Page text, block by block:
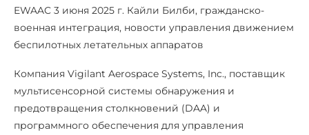
EWAAC 3 июня 2025 г. Кайли Билби, гражданско-
военная интеграция, новости управления движением
беспилотных летательных аппаратов
Компания Vigilant Aerospace Systems, Inc., поставщик
мультисенсорной системы обнаружения и
предотвращения столкновений (DAA) и
программного обеспечения для управления